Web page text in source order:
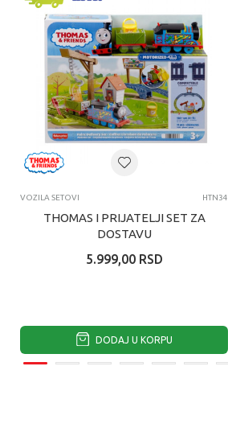
VOZILA SETOVI HTN34
THOMAS I PRIJATELJI SET ZA
DOSTAVU
5.999,00 RSD
DODAJ U KORPU